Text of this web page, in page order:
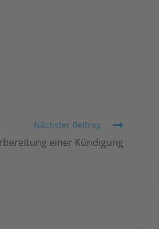
Nächster Beitrag
einer Kündigung